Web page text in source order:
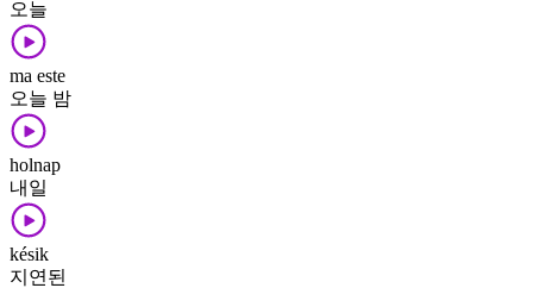
오늘
ma este
오늘 밤
holnap
내일
késik
지연된